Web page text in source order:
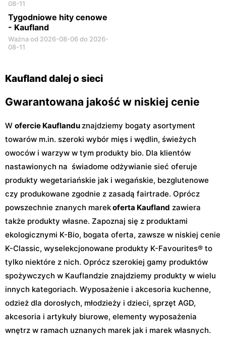
08-11
Tygodniowe hity cenowe
- Kaufland
Ważna od 2026-08-06 do 2026-
08-11
Kaufland dalej o sieci
Gwarantowana jakość w niskiej cenie
W ofercie Kauflanduznajdziemy bogaty asortyment
towarów m.in. szeroki wybór mięs i wędlin, świeżych
owoców i warzyw w tym produkty bio. Dla klientów
nastawionych na świadome odżywianie sieć oferuje
produkty wegetariańskie jak i wegańskie, bezglutenowe
czy produkowane zgodnie z zasadą fairtrade. Oprócz
powszechnie znanych marekoferta Kaufland zawiera
także produkty własne. Zapoznaj się z produktami
ekologicznymi K-Bio, bogata oferta, zawsze w niskiej cenie
K-Classic, wyselekcjonowane produkty K-Favourites® to
tylko niektóre z nich. Oprócz szerokiej gamy produktów
spożywczych w Kauflandzie znajdziemy produkty w wielu
innych kategoriach. Wyposażenie i akcesoria kuchenne,
odzież dla dorosłych, młodzieży i dzieci, sprzęt AGD,
akcesoria i artykuły biurowe, elementy wyposażenia
wnętrz w ramach uznanych marek jak i marek własnych.